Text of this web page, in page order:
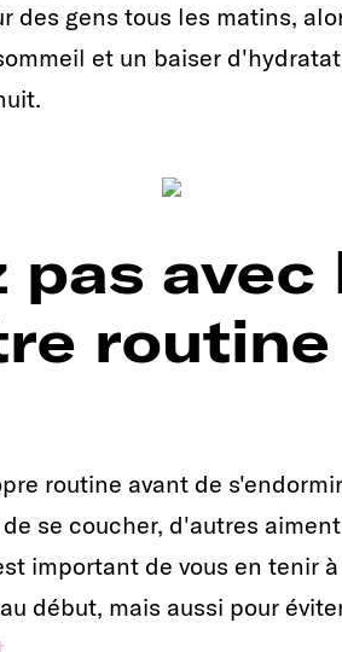
des gens tous les matins,
et un baiser
pas
routine
routine avant de
se coucher, d'autres
important de vous en tenir
début, mais aussi pour